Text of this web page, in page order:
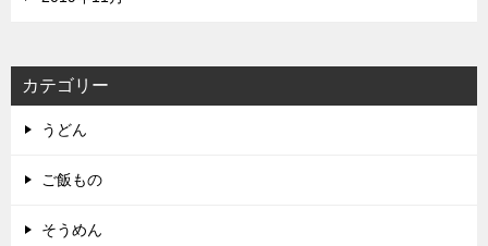
カテゴリー
うどん
ご飯もの
そうめん